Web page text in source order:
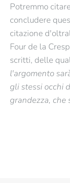
Potremmo
concludere
citazione
Four de la
scritti, delle
l'argomento
gli stessi occhi
grandezza, che